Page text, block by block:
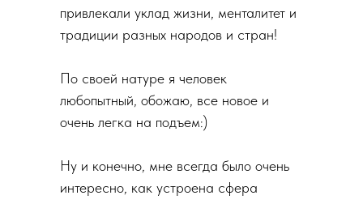
привлекали уклад жизни, менталитет и
традиции разных народов и стран!
По своей натуре я человек
любопытный, обожаю, все новое и
очень легка на подъем:)
Ну и конечно, мне всегда было очень
интересно, как устроена сфера